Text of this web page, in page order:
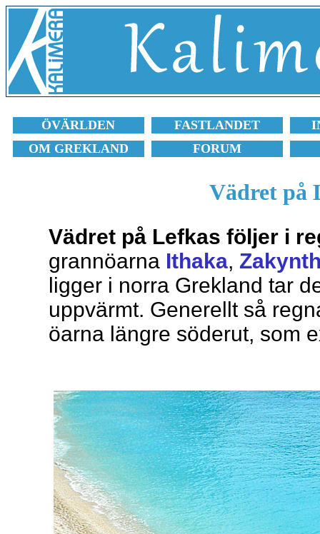
ÖVÄRLDEN FASTLANDET
OM GREKLAND
FORUM
Vädret på
Vädret på Lefkas följer i
grannöarna Ithaka,
ligger i norra Grekland tar
uppvärmt. Generellt så
öarna längre söderut, som